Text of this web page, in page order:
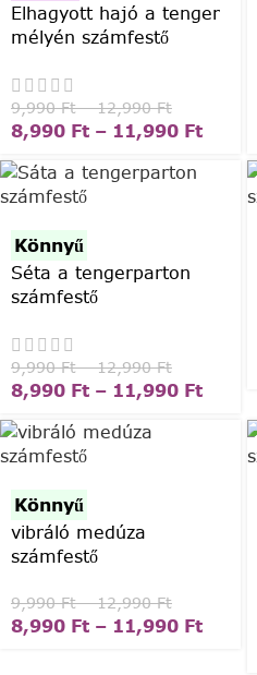
Elhagyott hajó a tenger
mélyén számfestő
9,990Ft – 12,990Ft
8,990 Ft – 11,990 Ft
Könnyű
Séta a tengerparton
számfestő
9,990Ft – 12,990Ft
8,990 Ft – 11,990 Ft
Könnyű
vibráló medúza
számfestő
9,990Ft – 12,990Ft
8,990 Ft – 11,990 Ft